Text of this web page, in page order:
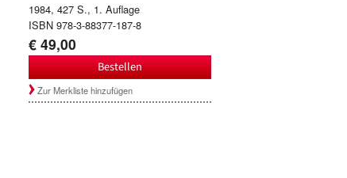
1984, 427 S., 1. Auflage
ISBN 978-3-88377-187-8
€ 49,00
Bestellen
Zur Merkliste hinzufügen